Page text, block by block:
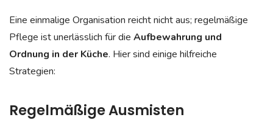
Eine einmalige Organisation reicht nicht aus; regelmäßige
Pflege ist unerlässlich für die Aufbewahrung und
Ordnung in der Küche. Hier sind einige hilfreiche
Strategien:
Regelmäßige Ausmisten